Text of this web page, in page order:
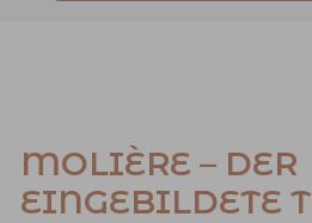
MOLIÈRE – DER
EINGEBILDETE